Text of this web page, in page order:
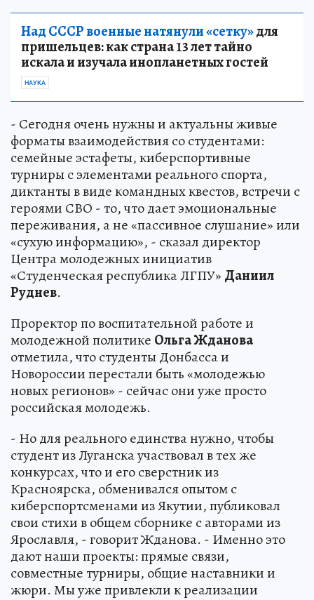
Над СССР военные натянули «сетку»для
пришельцев: как страна 13 лет тайно
искала и изучала инопланетных гостей
НАУКА
- Сегодня очень нужны и актуальны живые
форматы взаимодействия со студентами:
семейные эстафеты, киберспортивные
турниры с элементами реального спорта,
диктанты в виде командных квестов, встречи с
героями СВО - то, что дает эмоциональные
переживания, а не «пассивное слушание» или
«сухую информацию», - сказал директор
Центра молодежных инициатив
«Студенческая республика ЛГПУ» Даниил
Руднев.
Проректор по воспитательной работе и
молодежной политике Ольга Жданова
отметила, что студенты Донбасса и
Новороссии перестали быть «молодежью
новых регионов» - сейчас они уже просто
российская молодежь.
- Но для реального единства нужно, чтобы
студент из Луганска участвовал в тех же
конкурсах, что и его сверстник из
Красноярска, обменивался опытом с
киберспортсменами из Якутии, публиковал
свои стихи в общем сборнике с авторами из
Ярославля, - говорит Жданова. - Именно это
дают наши проекты: прямые связи,
совместные турниры, общие наставники и
жюри. Мы уже привлекли к реализации